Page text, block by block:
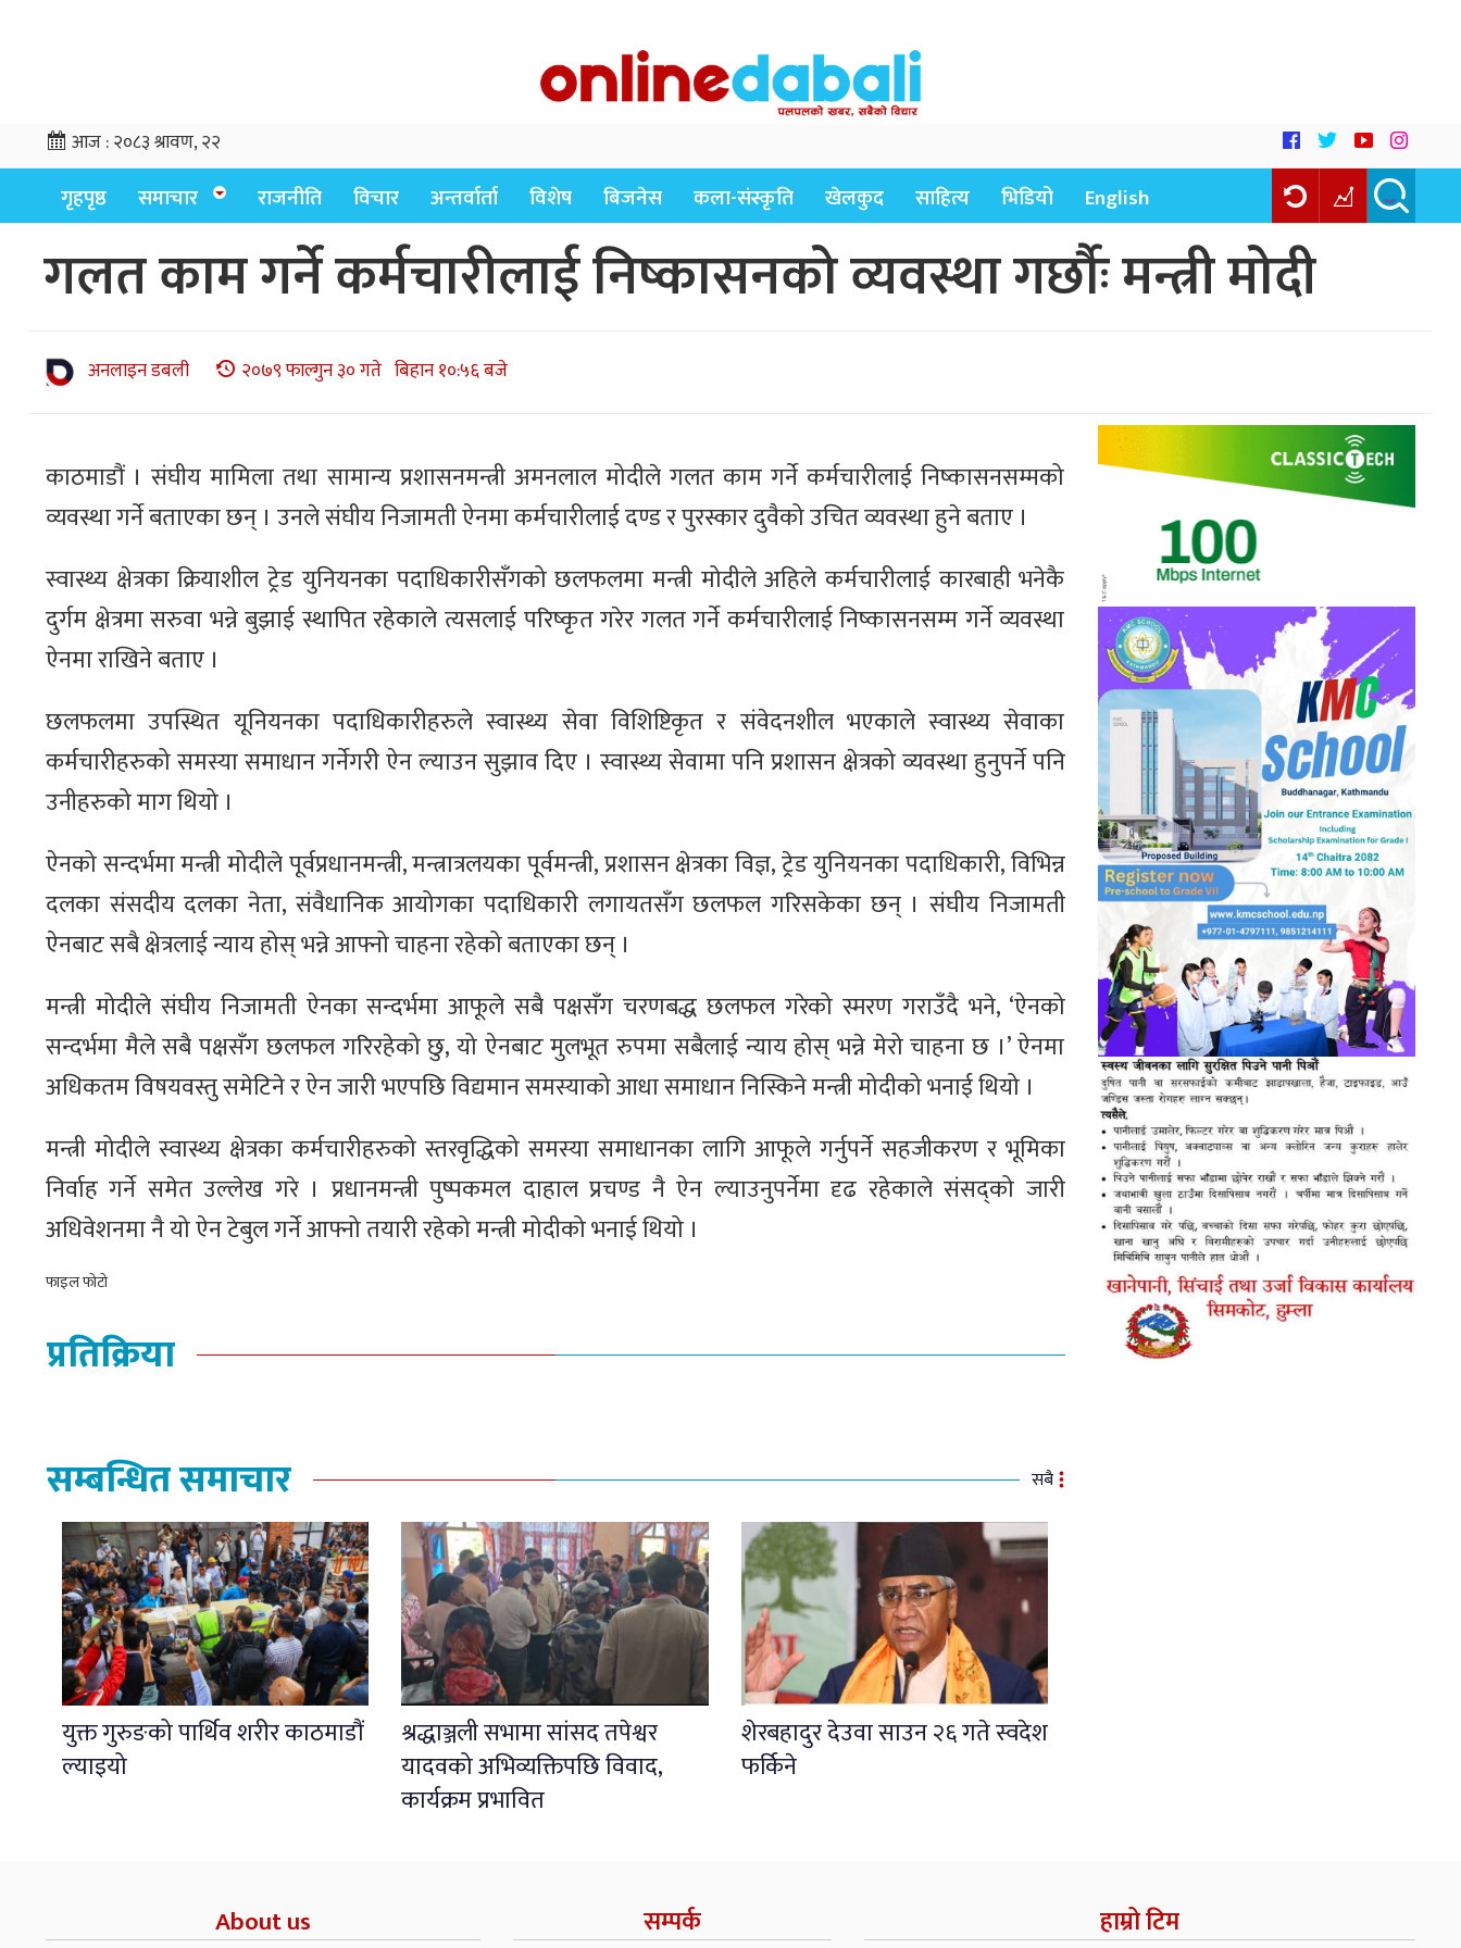
आज :२०८३ श्रावण, २२
गृहपृष्ठ समाचार राजनीति विचार अन्तर्वार्ता विशेष बिजनेस कला-संस्कृति खेलकुद साहित्य भिडियो English
गलत काम गर्ने कर्मचारीलाई निष्कासनको व्यवस्था गर्छौः मन्त्री मोदी
अनलाइन डबली २०७९ फाल्गुन ३० गते बिहान १०:५६ बजे
काठमाडौं । संघीय मामिला तथा सामान्य प्रशासनमन्त्री अमनलाल मोदीले गलत काम गर्ने कर्मचारीलाई निष्कासनसम्मको
व्यवस्था गर्ने बताएका छन् । उनले संघीय निजामती ऐनमा कर्मचारीलाई दण्ड र पुरस्कार दुवैको उचित व्यवस्था हुने बताए ।
स्वास्थ्य क्षेत्रका क्रियाशील ट्रेड युनियनका पदाधिकारीसँगको छलफलमा मन्त्री मोदीले अहिले कर्मचारीलाई कारबाही भनेकै
दुर्गम क्षेत्रमा सरुवा भन्ने बुझाई स्थापित रहेकाले त्यसलाई परिष्कृत गरेर गलत गर्ने कर्मचारीलाई निष्कासनसम्म गर्ने व्यवस्था
ऐनमा राखिने बताए ।
छलफलमा उपस्थित यूनियनका पदाधिकारीहरुले स्वास्थ्य सेवा विशिष्टिकृत र संवेदनशील भएकाले स्वास्थ्य सेवाका
कर्मचारीहरुको समस्या समाधान गर्नेगरी ऐन ल्याउन सुझाव दिए । स्वास्थ्य सेवामा पनि प्रशासन क्षेत्रको व्यवस्था हुनुपर्ने पनि
उनीहरुको माग थियो ।
ऐनको सन्दर्भमा मन्त्री मोदीले पूर्वप्रधानमन्त्री, मन्त्रात्रलयका पूर्वमन्त्री, प्रशासन क्षेत्रका विज्ञ, ट्रेड युनियनका पदाधिकारी, विभिन्न
दलका संसदीय दलका नेता, संवैधानिक आयोगका पदाधिकारी लगायतसँग छलफल गरिसकेका छन् । संघीय निजामती
ऐनबाट सबै क्षेत्रलाई न्याय होस् भन्ने आफ्नो चाहना रहेको बताएका छन् ।
मन्त्री मोदीले संघीय निजामती ऐनका सन्दर्भमा आफूले सबै पक्षसँग चरणबद्ध छलफल गरेको स्मरण गराउँदै भने, ‘ऐनको
सन्दर्भमा मैले सबै पक्षसँग छलफल गरिरहेको छु, यो ऐनबाट मुलभूत रुपमा सबैलाई न्याय होस् भन्ने मेरो चाहना छ ।’ ऐनमा
अधिकतम विषयवस्तु समेटिने र ऐन जारी भएपछि विद्यमान समस्याको आधा समाधान निस्किने मन्त्री मोदीको भनाई थियो ।
मन्त्री मोदीले स्वास्थ्य क्षेत्रका कर्मचारीहरुको स्तरवृद्धिको समस्या समाधानका लागि आफूले गर्नुपर्ने सहजीकरण र भूमिका
निर्वाह गर्ने समेत उल्लेख गरे । प्रधानमन्त्री पुष्पकमल दाहाल प्रचण्ड नै ऐन ल्याउनुपर्नेमा दृढ रहेकाले संसद्को जारी
अधिवेशनमा नै यो ऐन टेबुल गर्ने आफ्नो तयारी रहेको मन्त्री मोदीको भनाई थियो ।
फाइल फोटो
प्रतिक्रिया
सम्बन्धित समाचार सबै
युक्त गुरुङको पार्थिव शरीर काठमाडौं
ल्याइयो
श्रद्धाञ्जली सभामा सांसद तपेश्वर
यादवको अभिव्यक्तिपछि विवाद,
कार्यक्रम प्रभावित
शेरबहादुर देउवा साउन २६ गते स्वदेश
फर्किने
About us सम्पर्क हाम्रो टिम